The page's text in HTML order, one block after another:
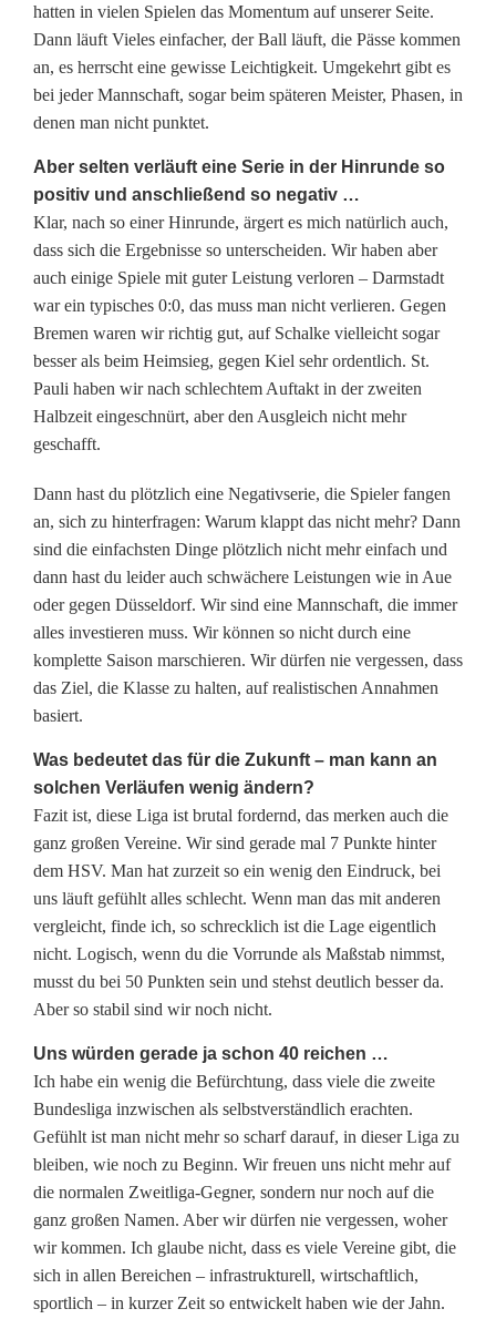
v
i
e
w
:
W
i
r
b
r
a
u
c
h
e
n
d
e
E
n
e
r
g
e
,
d
i
e
u
hatten in vielen Spielen das Momentum auf unserer Seite.
Dann läuft Vieles einfacher, der Ball läuft, die Pässe kommen
an, es herrscht eine gewisse Leichtigkeit. Umgekehrt gibt es
bei jeder Mannschaft, sogar beim späteren Meister, Phasen, in
denen man nicht punktet.
Aber selten verläuft eine Serie in der Hinrunde so
positiv und anschließend so negativ …
Klar, nach so einer Hinrunde, ärgert es mich natürlich auch,
dass sich die Ergebnisse so unterscheiden. Wir haben aber
auch einige Spiele mit guter Leistung verloren – Darmstadt
war ein typisches 0:0, das muss man nicht verlieren. Gegen
Bremen waren wir richtig gut, auf Schalke vielleicht sogar
besser als beim Heimsieg, gegen Kiel sehr ordentlich. St.
Pauli haben wir nach schlechtem Auftakt in der zweiten
Halbzeit eingeschnürt, aber den Ausgleich nicht mehr
geschafft.
Dann hast du plötzlich eine Negativserie, die Spieler fangen
an, sich zu hinterfragen: Warum klappt das nicht mehr? Dann
sind die einfachsten Dinge plötzlich nicht mehr einfach und
dann hast du leider auch schwächere Leistungen wie in Aue
oder gegen Düsseldorf. Wir sind eine Mannschaft, die immer
alles investieren muss. Wir können so nicht durch eine
komplette Saison marschieren. Wir dürfen nie vergessen, dass
das Ziel, die Klasse zu halten, auf realistischen Annahmen
basiert.
Was bedeutet das für die Zukunft – man kann an
solchen Verläufen wenig ändern?
Fazit ist, diese Liga ist brutal fordernd, das merken auch die
ganz großen Vereine. Wir sind gerade mal 7 Punkte hinter
dem HSV. Man hat zurzeit so ein wenig den Eindruck, bei
uns läuft gefühlt alles schlecht. Wenn man das mit anderen
vergleicht, finde ich, so schrecklich ist die Lage eigentlich
nicht. Logisch, wenn du die Vorrunde als Maßstab nimmst,
musst du bei 50 Punkten sein und stehst deutlich besser da.
Aber so stabil sind wir noch nicht.
Uns würden gerade ja schon 40 reichen …
Ich habe ein wenig die Befürchtung, dass viele die zweite
Bundesliga inzwischen als selbstverständlich erachten.
Gefühlt ist man nicht mehr so scharf darauf, in dieser Liga zu
bleiben, wie noch zu Beginn. Wir freuen uns nicht mehr auf
die normalen Zweitliga-Gegner, sondern nur noch auf die
ganz großen Namen. Aber wir dürfen nie vergessen, woher
wir kommen. Ich glaube nicht, dass es viele Vereine gibt, die
sich in allen Bereichen – infrastrukturell, wirtschaftlich,
sportlich – in kurzer Zeit so entwickelt haben wie der Jahn.